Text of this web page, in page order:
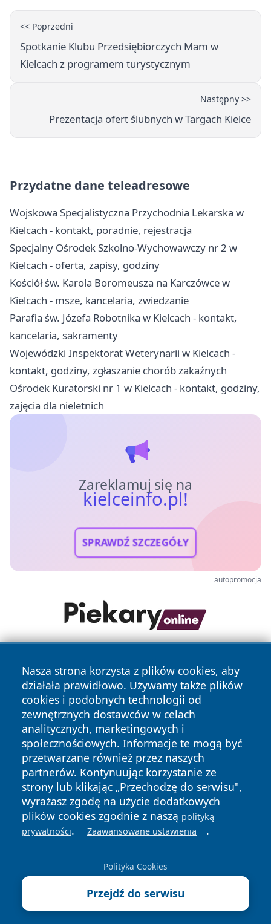
<< Poprzedni
Spotkanie Klubu Przedsiębiorczych Mam w
Kielcach z programem turystycznym
Następny >>
Prezentacja ofert ślubnych w Targach Kielce
Przydatne dane teleadresowe
Wojskowa Specjalistyczna Przychodnia Lekarska w
Kielcach - kontakt, poradnie, rejestracja
Specjalny Ośrodek Szkolno-Wychowawczy nr 2 w
Kielcach - oferta, zapisy, godziny
Kościół św. Karola Boromeusza na Karczówce w
Kielcach - msze, kancelaria, zwiedzanie
Parafia św. Józefa Robotnika w Kielcach - kontakt,
kancelaria, sakramenty
Wojewódzki Inspektorat Weterynarii w Kielcach -
kontakt, godziny, zgłaszanie chorób zakaźnych
Ośrodek Kuratorski nr 1 w Kielcach - kontakt, godziny,
zajęcia dla nieletnich
Zareklamuj się na
kielceinfo.pl!
SPRAWDŹ SZCZEGÓŁY
autopromocja
Nasza strona korzysta z plików cookies, aby
działała prawidłowo. Używamy także plików
cookies i podobnych technologii od
zewnętrznych dostawców w celach
analitycznych, marketingowych i
społecznościowych. Informacje te mogą być
przetwarzane również przez naszych
partnerów. Kontynuując korzystanie ze
strony lub klikając „Przechodzę do serwisu",
wyrażasz zgodę na użycie dodatkowych
plików cookies zgodnie z naszą polityką
prywatności. Zaawansowane ustawienia .
Polityka Cookies
Przejdź do serwisu
Copyright © 2026 kielceinfo.pl Wszystkie prawa zastrzeżone.
News Autorzy
Polityka
Prywatności
Polityka
Cookies